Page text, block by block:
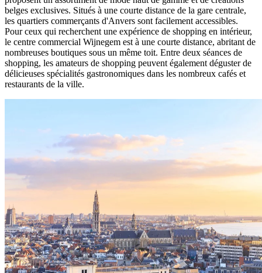
belges exclusives. Situés à une courte distance de la gare centrale,
les quartiers commerçants d'Anvers sont facilement accessibles.
Pour ceux qui recherchent une expérience de shopping en intérieur,
le centre commercial Wijnegem est à une courte distance, abritant de
nombreuses boutiques sous un même toit. Entre deux séances de
shopping, les amateurs de shopping peuvent également déguster de
délicieuses spécialités gastronomiques dans les nombreux cafés et
restaurants de la ville.